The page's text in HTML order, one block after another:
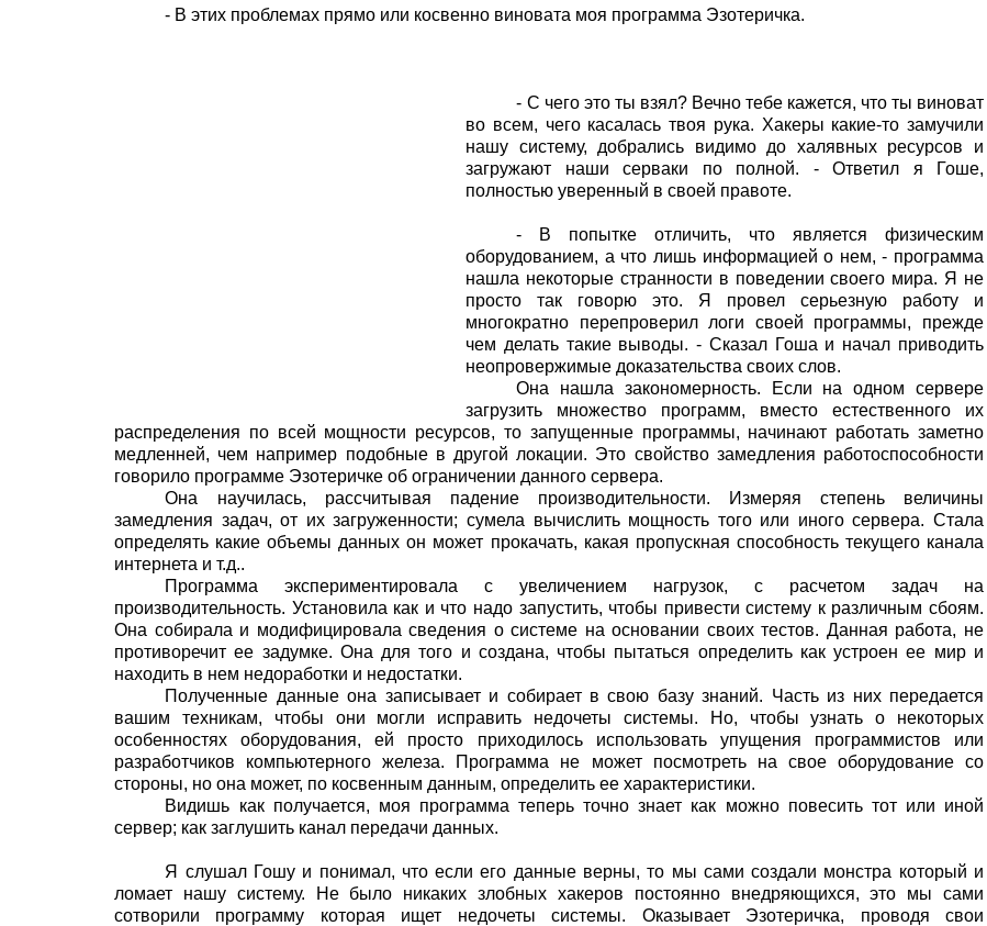
- В этих проблемах прямо или косвенно виновата моя программа Эзотеричка.
- С чего это ты взял? Вечно тебе кажется, что ты виноват
во всем, чего касалась твоя рука. Хакеры какие-то замучили
нашу систему, добрались видимо до халявных ресурсов и
загружают наши серваки по полной. - Ответил я Гоше,
полностью уверенный в своей правоте.
- В попытке отличить, что является физическим
оборудованием, а что лишь информацией о нем, - программа
нашла некоторые странности в поведении своего мира. Я не
просто так говорю это. Я провел серьезную работу и
многократно перепроверил логи своей программы, прежде
чем делать такие выводы. - Сказал Гоша и начал приводить
неопровержимые доказательства своих слов.
Она нашла закономерность. Если на одном сервере
загрузить множество программ, вместо естественного их
распределения по всей мощности ресурсов, то запущенные программы, начинают работать заметно
медленней, чем например подобные в другой локации. Это свойство замедления работоспособности
говорило программе Эзотеричке об ограничении данного сервера.
Она научилась, рассчитывая падение производительности. Измеряя степень величины
замедления задач, от их загруженности; сумела вычислить мощность того или иного сервера. Стала
определять какие объемы данных он может прокачать, какая пропускная способность текущего канала
интернета и т.д..
Программа экспериментировала с увеличением нагрузок, с расчетом задач на
производительность. Установила как и что надо запустить, чтобы привести систему к различным сбоям.
Она собирала и модифицировала сведения о системе на основании своих тестов. Данная работа, не
противоречит ее задумке. Она для того и создана, чтобы пытаться определить как устроен ее мир и
находить в нем недоработки и недостатки.
Полученные данные она записывает и собирает в свою базу знаний. Часть из них передается
вашим техникам, чтобы они могли исправить недочеты системы. Но, чтобы узнать о некоторых
особенностях оборудования, ей просто приходилось использовать упущения программистов или
разработчиков компьютерного железа. Программа не может посмотреть на свое оборудование со
стороны, но она может, по косвенным данным, определить ее характеристики.
Видишь как получается, моя программа теперь точно знает как можно повесить тот или иной
сервер; как заглушить канал передачи данных.
Я слушал Гошу и понимал, что если его данные верны, то мы сами создали монстра который и
ломает нашу систему. Не было никаких злобных хакеров постоянно внедряющихся, это мы сами
сотворили программу которая ищет недочеты системы. Оказывает Эзотеричка, проводя свои